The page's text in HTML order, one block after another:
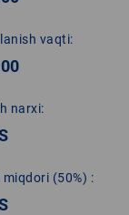
vaqti:
narxi:
miqdori (50%) :